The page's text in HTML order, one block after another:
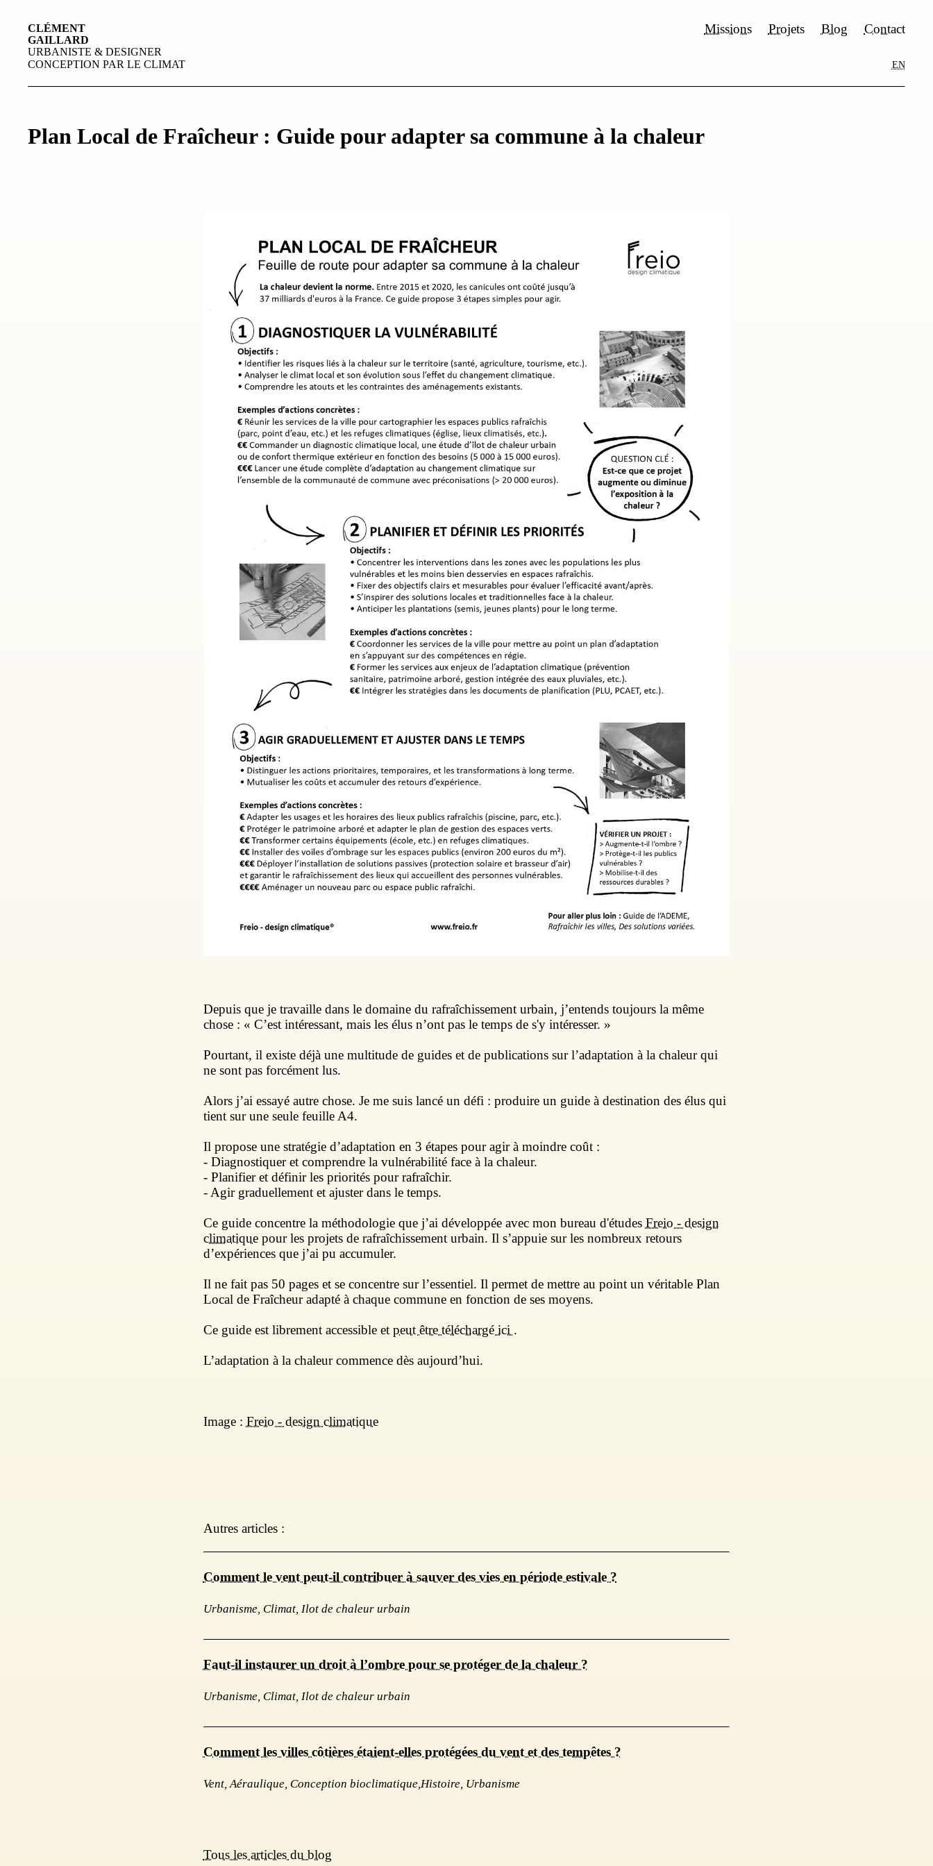
CLÉMENT
GAILLARD
Missions Projets Blog Contact
URBANISTE & DESIGNER
CONCEPTION PAR LE CLIMAT
EN
Plan Local de Fraîcheur : Guide pour adapter sa commune à la chaleur
Depuis que je travaille dans le domaine du rafraîchissement urbain, j’entends toujours la même
chose : « C’est intéressant, mais les élus n’ont pas le temps de s'y intéresser. »
Pourtant, il existe déjà une multitude de guides et de publications sur l’adaptation à la chaleur qui
ne sont pas forcément lus.
Alors j’ai essayé autre chose. Je me suis lancé un défi : produire un guide à destination des élus qui
tient sur une seule feuille A4.
Il propose une stratégie d’adaptation en 3 étapes pour agir à moindre coût :
- Diagnostiquer et comprendre la vulnérabilité face à la chaleur.
- Planifier et définir les priorités pour rafraîchir.
- Agir graduellement et ajuster dans le temps.
Ce guide concentre la méthodologie que j’ai développée avec mon bureau d'études Freio - design
climatiquepour les projets de rafraîchissement urbain. Il s’appuie sur les nombreux retours
d’expériences que j’ai pu accumuler.
Il ne fait pas 50 pages et se concentre sur l’essentiel. Il permet de mettre au point un véritable Plan
Local de Fraîcheur adapté à chaque commune en fonction de ses moyens.
Ce guide est librement accessible et peut être téléchargé ici .
L’adaptation à la chaleur commence dès aujourd’hui.
Image : Freio - design climatique
Autres articles :
Comment le vent peut-il contribuer à sauver des vies en période estivale ?
Urbanisme, Climat, Ilot de chaleur urbain
Faut-il instaurer un droit à l’ombre pour se protéger de la chaleur ?
Urbanisme, Climat, Ilot de chaleur urbain
Comment les villes côtières étaient-elles protégées du vent et des tempêtes ?
Vent, Aéraulique, Conception bioclimatique,Histoire, Urbanisme
Tous les articles du blog